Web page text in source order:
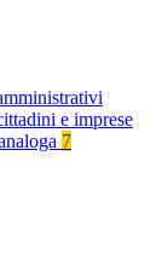
e imprese
7